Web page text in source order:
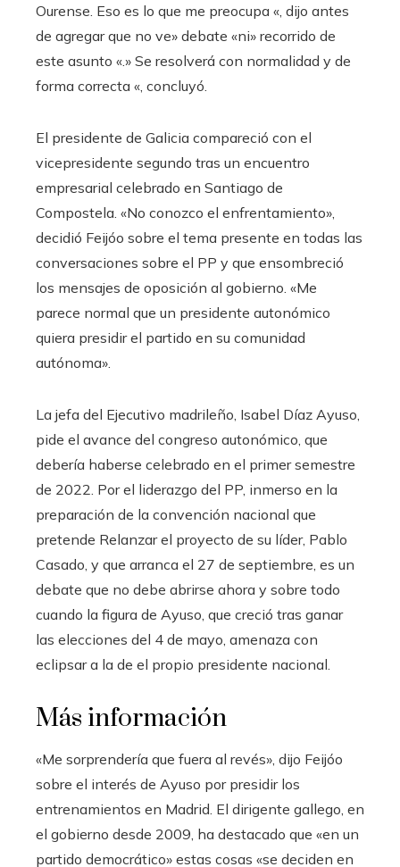
Ourense. Eso es lo que me preocupa «, dijo antes
de agregar que no ve» debate «ni» recorrido de
este asunto «.» Se resolverá con normalidad y de
forma correcta «, concluyó.
El presidente de Galicia compareció con el
vicepresidente segundo tras un encuentro
empresarial celebrado en Santiago de
Compostela. «No conozco el enfrentamiento»,
decidió Feijóo sobre el tema presente en todas las
conversaciones sobre el PP y que ensombreció
los mensajes de oposición al gobierno. «Me
parece normal que un presidente autonómico
quiera presidir el partido en su comunidad
autónoma».
La jefa del Ejecutivo madrileño, Isabel Díaz Ayuso,
pide el avance del congreso autonómico, que
debería haberse celebrado en el primer semestre
de 2022. Por el liderazgo del PP, inmerso en la
preparación de la convención nacional que
pretende Relanzar el proyecto de su líder, Pablo
Casado, y que arranca el 27 de septiembre, es un
debate que no debe abrirse ahora y sobre todo
cuando la figura de Ayuso, que creció tras ganar
las elecciones del 4 de mayo, amenaza con
eclipsar a la de el propio presidente nacional.
Más información
«Me sorprendería que fuera al revés», dijo Feijóo
sobre el interés de Ayuso por presidir los
entrenamientos en Madrid. El dirigente gallego, en
el gobierno desde 2009, ha destacado que «en un
partido democrático» estas cosas «se deciden en